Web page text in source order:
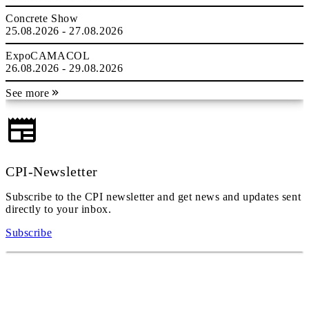
Concrete Show
25.08.2026 - 27.08.2026
ExpoCAMACOL
26.08.2026 - 29.08.2026
See more
CPI-Newsletter
Subscribe to the CPI newsletter and get news and updates sent
directly to your inbox.
Subscribe